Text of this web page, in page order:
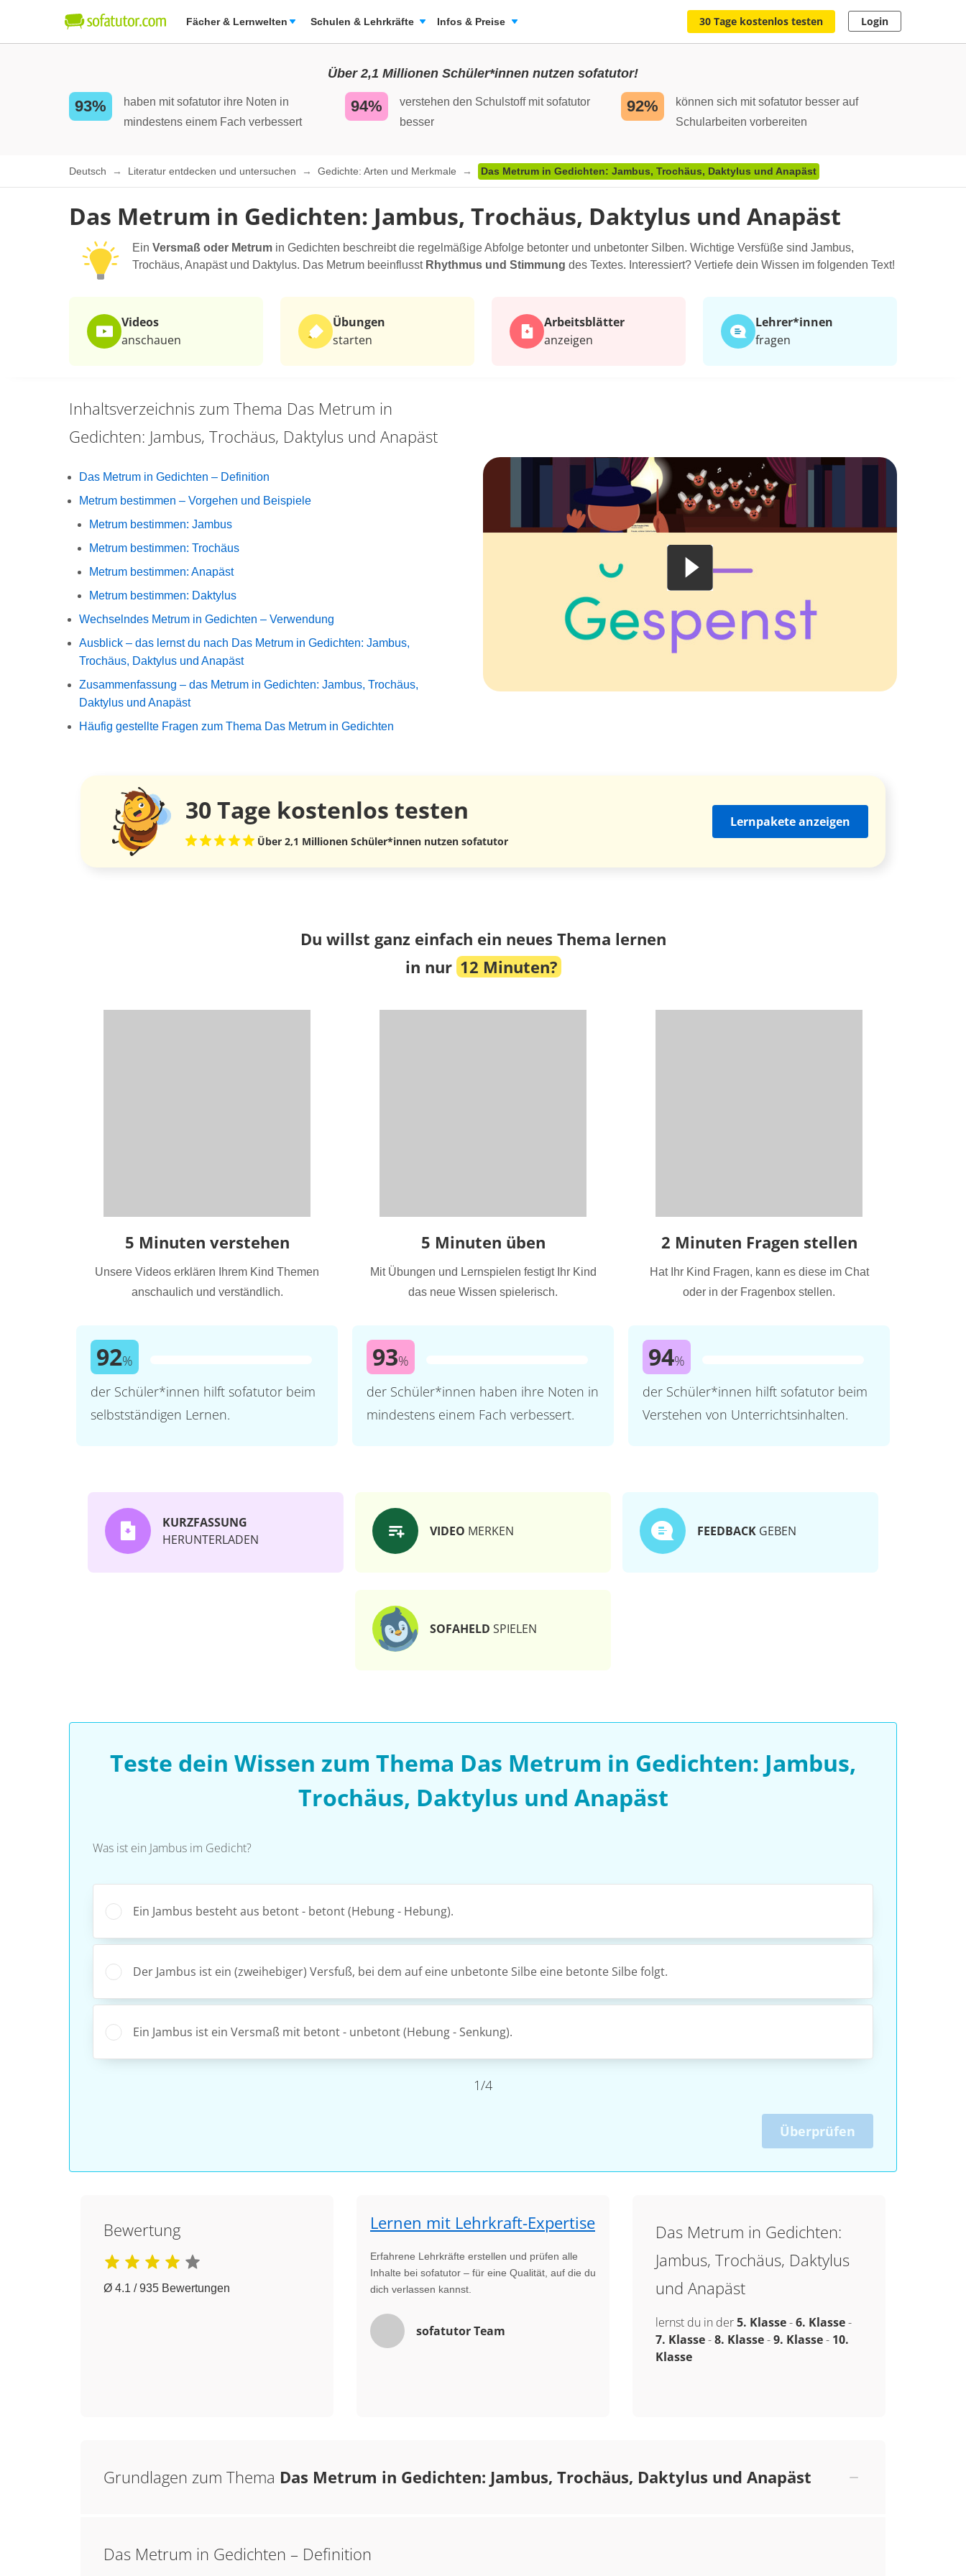
Fächer & Lernwelten Schulen & Lehrkräfte Infos & Preise 30 Tage kostenlos testen Login
Über 2,1 Millionen Schüler*innen nutzen sofatutor!
93%
haben mit sofatutor ihre Noten in
mindestens einem Fach verbessert
94%
verstehen den Schulstoff mit sofatutor
besser
92%
können sich mit sofatutor besser auf
Schularbeiten vorbereiten
Deutsch Literatur entdecken und untersuchen Gedichte: Arten und Merkmale Das Metrum in Gedichten: Jambus, Trochäus, Daktylus und Anapäst
Das Metrum in Gedichten: Jambus, Trochäus, Daktylus und Anapäst
Ein Versmaß oder Metrum in Gedichten beschreibt die regelmäßige Abfolge betonter und unbetonter Silben. Wichtige Versfüße sind Jambus,
Trochäus, Anapäst und Daktylus. Das Metrum beeinflusst Rhythmus und Stimmung des Textes. Interessiert? Vertiefe dein Wissen im folgenden Text!
Videos
anschauen
Übungen
starten
Arbeits­blätter
anzeigen
Lehrer*​innen
fragen
Inhaltsverzeichnis zum Thema Das Metrum in
Gedichten: Jambus, Trochäus, Daktylus und Anapäst
Das Metrum in Gedichten – Definition
Metrum bestimmen – Vorgehen und Beispiele
Metrum bestimmen: Jambus
Metrum bestimmen: Trochäus
Metrum bestimmen: Anapäst
Metrum bestimmen: Daktylus
Wechselndes Metrum in Gedichten – Verwendung
Ausblick – das lernst du nach Das Metrum in Gedichten: Jambus,
Trochäus, Daktylus und Anapäst
Zusammenfassung – das Metrum in Gedichten: Jambus, Trochäus,
Daktylus und Anapäst
Häufig gestellte Fragen zum Thema Das Metrum in Gedichten
30 Tage kostenlos testen
Über 2,1 Millionen Schüler*innen nutzen sofatutor
Lernpakete anzeigen
Du willst ganz einfach ein neues Thema lernen
in nur 12 Minuten?
5 Minuten verstehen
Unsere Videos erklären Ihrem Kind Themen
anschaulich und verständlich.
92%
der Schüler*innen hilft sofatutor beim
selbstständigen Lernen.
5 Minuten üben
Mit Übungen und Lernspielen festigt Ihr Kind
das neue Wissen spielerisch.
93%
der Schüler*innen haben ihre Noten in
mindestens einem Fach verbessert.
2 Minuten Fragen stellen
Hat Ihr Kind Fragen, kann es diese im Chat
oder in der Fragenbox stellen.
94%
der Schüler*innen hilft sofatutor beim
Verstehen von Unterrichtsinhalten.
KURZFASSUNG
HERUNTERLADEN
VIDEO MERKEN FEEDBACK GEBEN
SOFAHELD SPIELEN
Teste dein Wissen zum Thema Das Metrum in Gedichten: Jambus,
Trochäus, Daktylus und Anapäst
Was ist ein Jambus im Gedicht?
Ein Jambus besteht aus betont - betont (Hebung - Hebung).
Der Jambus ist ein (zweihebiger) Versfuß, bei dem auf eine unbetonte Silbe eine betonte Silbe folgt.
Ein Jambus ist ein Versmaß mit betont - unbetont (Hebung - Senkung).
1/4
Überprüfen
Bewertung
Ø 4.1 / 935 Bewertungen
Lernen mit Lehrkraft-Expertise
Erfahrene Lehrkräfte erstellen und prüfen alle
Inhalte bei sofatutor – für eine Qualität, auf die du
dich verlassen kannst.
sofatutor Team
Das Metrum in Gedichten:
Jambus, Trochäus, Daktylus
und Anapäst
lernst du in der5. Klasse-6. Klasse-
7. Klasse-8. Klasse-9. Klasse- 10.
Klasse
Grundlagen zum Thema Das Metrum in Gedichten: Jambus, Trochäus, Daktylus und Anapäst
Das Metrum in Gedichten – Definition